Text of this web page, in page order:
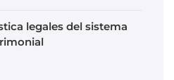
legales del sistema